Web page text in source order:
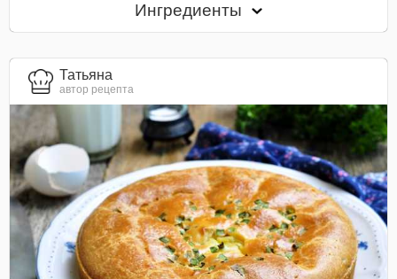
Ингредиенты
Татьяна
автор рецепта